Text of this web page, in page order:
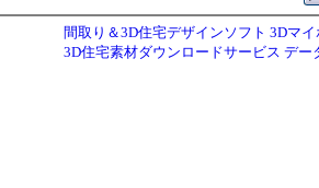
間取り＆3D住宅デザインソフト 3Dマ
3D住宅素材ダウンロードサービス デー